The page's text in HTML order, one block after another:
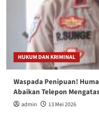
HUKUM DAN KRIMINAL
Waspada Penipuan!
Abaikan Telepon
admin 13 Mei 2026